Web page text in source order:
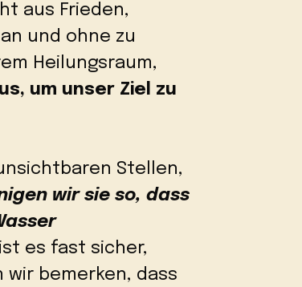
aus Frieden,
und ohne zu
Heilungsraum,
um unser Ziel zu
Stellen,
wir sie so, dass
es fast sicher,
wir bemerken, dass